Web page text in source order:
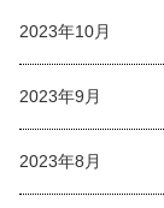
2023年10月
2023年9月
2023年8月